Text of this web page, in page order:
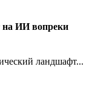
на ИИ вопреки
ландшафт...